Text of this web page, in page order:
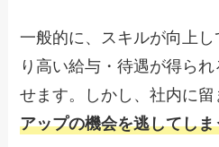
一般的に、スキルが向上
り高い給与・待遇が得ら
せます。しかし、社内に
アップの機会を逃してし